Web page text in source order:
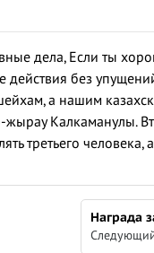
дела, Если ты
без упущений.
а нашим
Калкаманулы.
третьего человека,
Награда